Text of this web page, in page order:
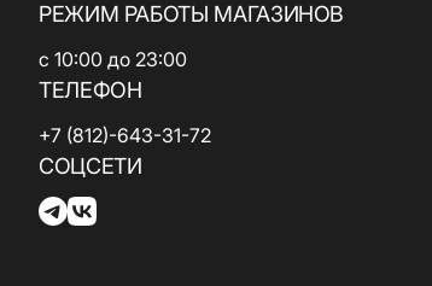
РЕЖИМ РАБОТЫ МАГАЗИНОВ
с 10:00 до 23:00
ТЕЛЕФОН
+7 (812)-643-31-72
СОЦСЕТИ